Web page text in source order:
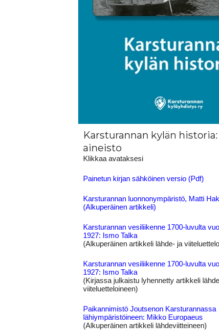
Karsturannan kylän
aineisto
Klikkaa avataksesi
Painetun kirjan sähköinen versio (Pdf)
Karsturannan luonnonympäristö, Matti
(Alkuperäinen artikkeli)
Karsturannan vesiliikenne 1700-luvulta
1927: Ismo Talka
(Alkuperäinen artikkeli lähde- ja
Karsturannan vesiliikenne 1700-luvulta
1927: Ismo Talka
(Kirjassa julkaistu lyhennetty artikkeli
viiteluetteloineen)
Paikannimistö Joutsenon Karsturannassa
lähiympäristöineen: Mikko Europaeus
(Alkuperäinen artikkeli lähdeviitteineen)